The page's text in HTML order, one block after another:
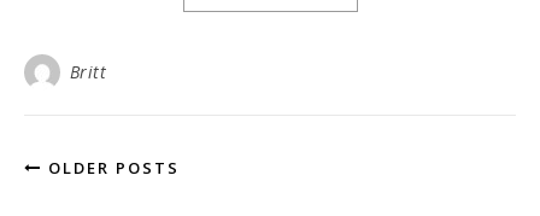
Britt
OLDER POSTS